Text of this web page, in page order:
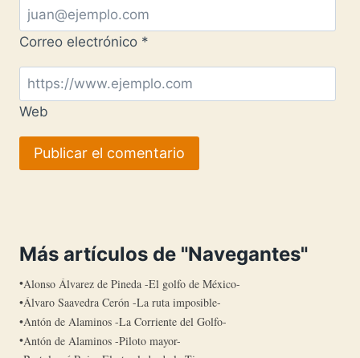
Correo electrónico *
Web
Más artículos de "Navegantes"
Alonso Álvarez de Pineda -El golfo de México-
Álvaro Saavedra Cerón -La ruta imposible-
Antón de Alaminos -La Corriente del Golfo-
Antón de Alaminos -Piloto mayor-